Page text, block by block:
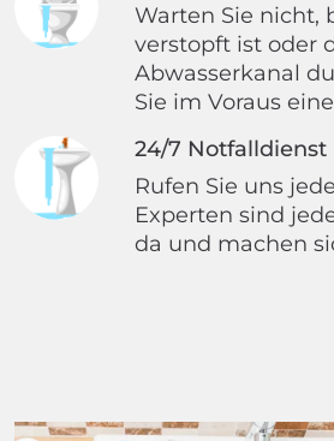
Warten Sie nicht,
verstopft ist oder
Abwasserkanal
Sie im Voraus
24/7 Notfalldienst
Rufen Sie uns
Experten sind
da und machen